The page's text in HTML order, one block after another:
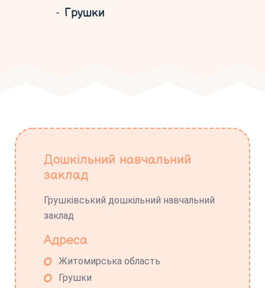
Грушки
Дошкільний навчальний
заклад
Грушківський дошкільний навчальний
заклад
Адреса
Житомирська область
Грушки